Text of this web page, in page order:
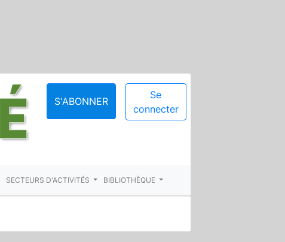
S'ABONNER
Se
connecter
SECTEURS D'ACTIVITÉS BIBLIOTHÈQUE